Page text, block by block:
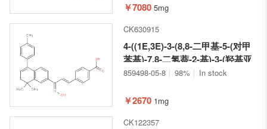
￥7080 5mg
CK630915
4-((1E,3E)-3-(8,8-二甲基-5-(对甲
苯基)-7,8-二氢萘-2-基)-3-(羟基亚
氨基)丙-1-烯-1-基)苯甲酸
859498-05-8 98% In stock
￥2670 1mg
CK122357